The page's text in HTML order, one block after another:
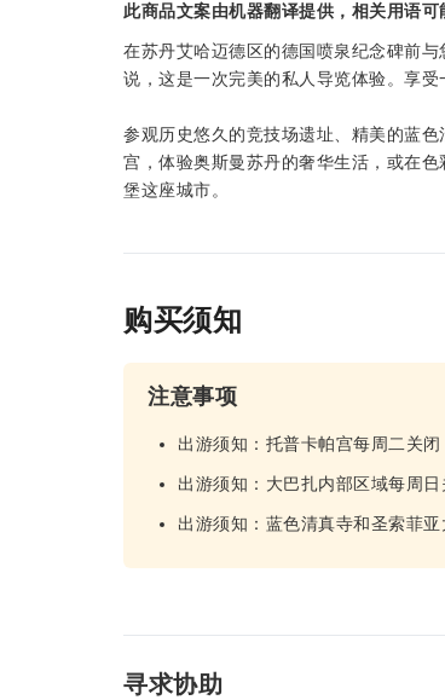
此商品文案由机器翻译提供，相关用语
在苏丹艾哈迈德区的德国喷泉纪念碑前
说，这是一次完美的私人导览体验。享受
参观历史悠久的竞技场遗址、精美的蓝
宫，体验奥斯曼苏丹的奢华生活，或在
堡这座城市。
购买须知
注意事项
出游须知：托普卡帕宫每周二关闭
出游须知：大巴扎内部区域每周日
出游须知：蓝色清真寺和圣索菲
寻求协助